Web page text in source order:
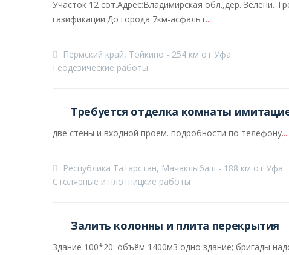
Участок 12 сот.Адрес:Владимирская обл.,дер. Зелени.
газификации.До города 7км-асфальт....
Пермский край, Тойкино - 254 км от Уфа
Геодезические работы
Требуется отделка комнаты
две стены и входной проем. подробности по телефону....
Республика Татарстан, Мачаклыбаш - 188 км от Уфа
Столярные и плотницкие работы
Залить колонны и плита перекрытия
Здание 100*20: объём 1400м3 одно здание; бригады